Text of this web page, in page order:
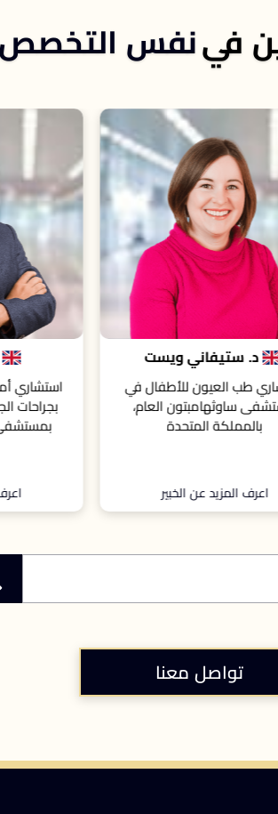
في نفس
في
د. داني ميتري
استشاري أمراض العيون و
بجراحات الجسم الزجاجي و
بمستشفى رويال فري في
اعرف المزيد عن الخبير
تواصل معنا